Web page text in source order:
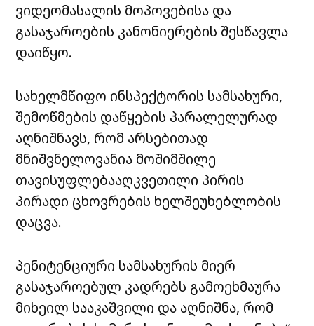
ვიდეომასალის მოპოვებისა და
გასაჯაროების კანონიერების შესწავლა
დაიწყო.
სახელმწიფო ინსპექტორის სამსახური,
შემოწმების დაწყების პარალელურად
აღნიშნავს, რომ არსებითად
მნიშვნელოვანია მოშიმშილე
თავისუფლებააღკვეთილი პირის
პირადი ცხოვრების ხელშეუხებლობის
დაცვა.
პენიტენციური სამსახურის მიერ
გასაჯაროებულ კადრებს გამოეხმაურა
მიხეილ სააკაშვილი და აღნიშნა, რომ